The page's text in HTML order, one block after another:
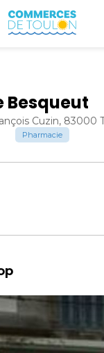
Besqueut
Cuzin, 83000
Pharmacie